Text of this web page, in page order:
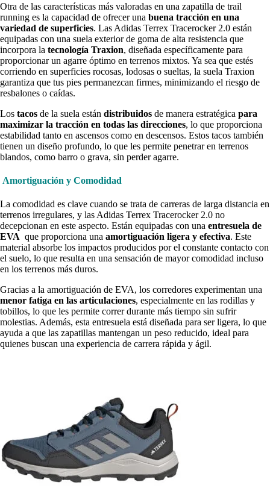
Otra de las características más valoradas en una zapatilla de trail
running es la capacidad de ofrecer una buena tracción en una
variedad de superficies. Las Adidas Terrex Tracerocker 2.0 están
equipadas con una suela exterior de goma de alta resistencia que
incorpora la tecnología Traxion, diseñada específicamente para
proporcionar un agarre óptimo en terrenos mixtos. Ya sea que estés
corriendo en superficies rocosas, lodosas o sueltas, la suela Traxion
garantiza que tus pies permanezcan firmes, minimizando el riesgo de
resbalones o caídas.
Los tacos de la suela están distribuidos de manera estratégica para
maximizar la tracción en todas las direcciones, lo que proporciona
estabilidad tanto en ascensos como en descensos. Estos tacos también
tienen un diseño profundo, lo que les permite penetrar en terrenos
blandos, como barro o grava, sin perder agarre.
Amortiguación y Comodidad
La comodidad es clave cuando se trata de carreras de larga distancia en
terrenos irregulares, y las Adidas Terrex Tracerocker 2.0 no
decepcionan en este aspecto. Están equipadas con una entresuela de
EVA que proporciona una amortiguación ligera y efectiva. Este
material absorbe los impactos producidos por el constante contacto con
el suelo, lo que resulta en una sensación de mayor comodidad incluso
en los terrenos más duros.
Gracias a la amortiguación de EVA, los corredores experimentan una
menor fatiga en las articulaciones, especialmente en las rodillas y
tobillos, lo que les permite correr durante más tiempo sin sufrir
molestias. Además, esta entresuela está diseñada para ser ligera, lo que
ayuda a que las zapatillas mantengan un peso reducido, ideal para
quienes buscan una experiencia de carrera rápida y ágil.